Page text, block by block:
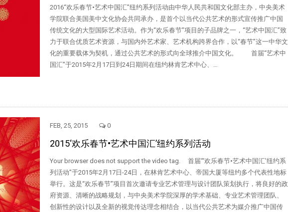
2016“欢乐春节•艺术中国汇”纽约系列活动由中华人民共和国文化部主办，中央美术
学院联合美国美中文化协会共同承办，是首个以当代公共艺术的形式宣传推广中国
传统文化的大型国际艺术活动。作为“欢乐春节”项目的子品牌之一，“艺术中国汇”致
力于联合优质艺术资源，与国内外艺术家、艺术机构跨界合作，以“春节”这一中华文
化的重要载体为契机，通过公共艺术的形式向全球推介中国文化。 首届“艺术中
国汇”于2015年2月17日到24日期间在纽约林肯艺术中心、…
FEB, 25, 2015 0
2015‘欢乐春节•艺术中国汇’纽约系列活动
Your browser does not support the video tag. 首届“‘欢乐春节•艺术中国汇’纽约系
列活动”于2015年2月17日-24日，在林肯艺术中心、帝国大厦等纽约多个代表性地标
举行。这是“欢乐春节”项目首次邀请专业艺术管理与设计团队策划执行，将良好的政
府资源、清晰的战略规划，与中央美术学院深厚的学术基础、专业艺术管理团队、
创新性的设计以及全新的视觉传达理念相结合，以当代公共艺术为媒介推广中国传